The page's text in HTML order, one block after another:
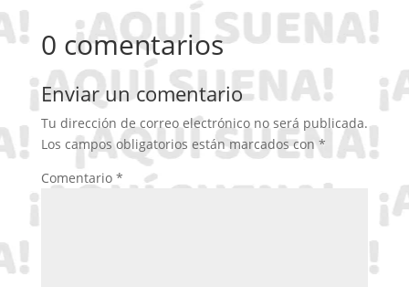
0 comentarios
Enviar un comentario
Tu dirección de correo electrónico no será publicada.
Los campos obligatorios están marcados con*
Comentario *